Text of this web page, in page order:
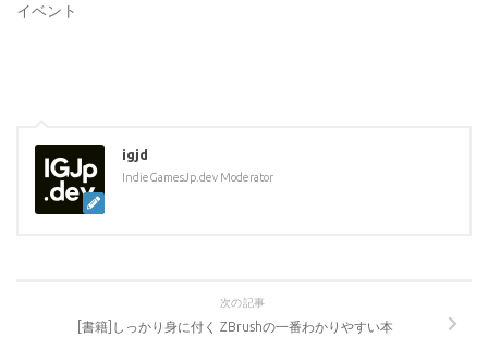
イベント
igjd
IndieGamesJp.dev Moderator
次の記事
[書籍]しっかり身に付く ZBrushの一番わかりやすい本